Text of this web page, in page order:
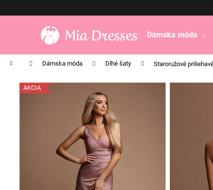
Dámska móda
Domov Dámska móda Dlhé šaty Staroružové
AKCIA
o
k
obchodu
obchodu